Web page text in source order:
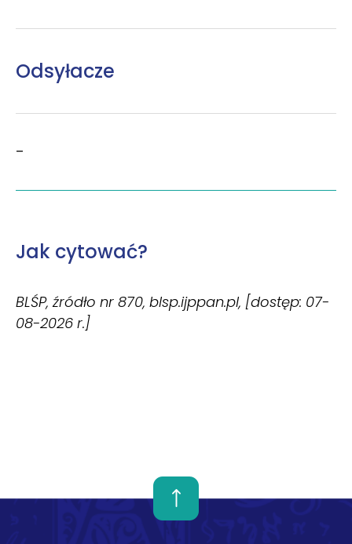
Odsyłacze
–
Jak cytować?
BLŚP, źródło nr 870, blsp.ijppan.pl, [dostęp: 07-
08-2026 r.]